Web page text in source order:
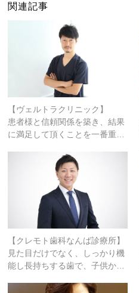
関連記事
【ヴェルトラクリニック】
患者様と信頼関係を築き、結果
に満足して頂くことを一番重…
【クレモト歯科なんば診療所】
見た目だけでなく、しっかり機
能し長持ちする歯で、子供か…